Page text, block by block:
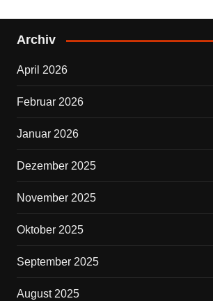
c
e
o
o
k
tt
er
Archiv
April 2026
Februar 2026
Januar 2026
Dezember 2025
November 2025
Oktober 2025
September 2025
August 2025